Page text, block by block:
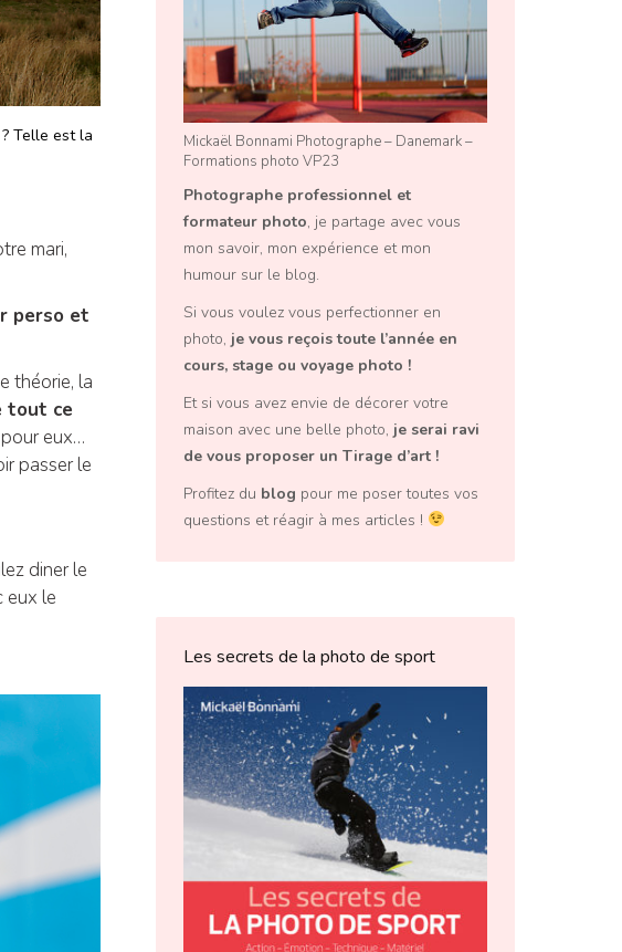
Telle est la
mari,
perso et
théorie, la
tout ce
eux…
passer le
diner le
eux le
Mickaël Bonnami Photographe – Danemark –
Formations photo VP23
Photographe professionnel et
formateur photo, je partage avec vous
mon savoir, mon expérience et mon
humour sur le blog.
Si vous voulez vous perfectionner en
photo, je vous reçois toute l’année en
cours, stage ou voyage photo !
Et si vous avez envie de décorer votre
maison avec une belle photo, je serai ravi
de vous proposer un Tirage d’art !
Profitez du blog pour me poser toutes vos
questions et réagir à mes articles !
Les secrets de la photo de sport